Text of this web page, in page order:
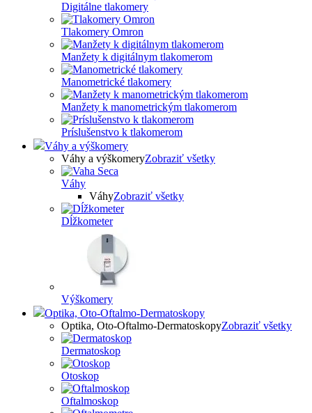
Digitálne tlakomery
Tlakomery Omron
Manžety k digitálnym tlakomerom
Manometrické tlakomery
Manžety k manometrickým tlakomerom
Príslušenstvo k tlakomerom
Váhy a výškomery
Váhy a výškomeryZobraziť všetky
Váhy
VáhyZobraziť všetky
Dĺžkometer
Výškomery
Optika, Oto-Oftalmo-Dermatoskopy
Optika, Oto-Oftalmo-DermatoskopyZobraziť všetky
Dermatoskop
Otoskop
Oftalmoskop